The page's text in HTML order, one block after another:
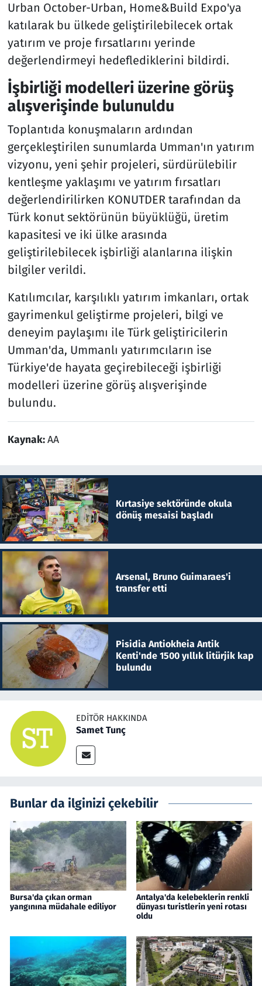
Urban October-Urban, Home&Build Expo'ya
katılarak bu ülkede geliştirilebilecek ortak
yatırım ve proje fırsatlarını yerinde
değerlendirmeyi hedeflediklerini bildirdi.
İşbirliği modelleri üzerine görüş
alışverişinde bulunuldu
Toplantıda konuşmaların ardından
gerçekleştirilen sunumlarda Umman'ın yatırım
vizyonu, yeni şehir projeleri, sürdürülebilir
kentleşme yaklaşımı ve yatırım fırsatları
değerlendirilirken KONUTDER tarafından da
Türk konut sektörünün büyüklüğü, üretim
kapasitesi ve iki ülke arasında
geliştirilebilecek işbirliği alanlarına ilişkin
bilgiler verildi.
Katılımcılar, karşılıklı yatırım imkanları, ortak
gayrimenkul geliştirme projeleri, bilgi ve
deneyim paylaşımı ile Türk geliştiricilerin
Umman'da, Ummanlı yatırımcıların ise
Türkiye'de hayata geçirebileceği işbirliği
modelleri üzerine görüş alışverişinde
bulundu.
Kaynak:AA
Kırtasiye sektöründe okula
dönüş mesaisi başladı
Arsenal, Bruno Guimaraes'i
transfer etti
Pisidia Antiokheia Antik
Kenti'nde 1500 yıllık litürjik kap
bulundu
EDITÖR HAKKINDA
Samet Tunç
Bunlar da ilginizi çekebilir
Bursa'da çıkan orman
yangınına müdahale ediliyor
Antalya'da kelebeklerin renkli
dünyası turistlerin yeni rotası
oldu